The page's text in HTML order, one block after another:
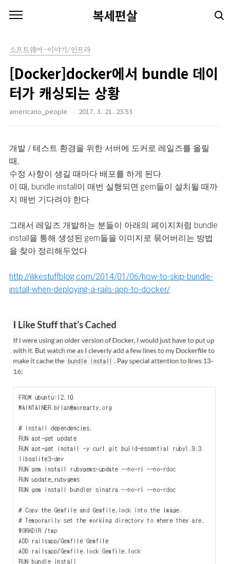
복세편살
소프트웨어-이야기/인프라
[Docker]docker에서 bundle 데이
터가 캐싱되는 상황
americano_people 2017. 3. 21. 23:53
개발 / 테스트 환경을 위한 서버에 도커로 레일즈를 올릴
때,
수정 사항이 생길 때마다 배포를 하게 된다.
이 때, bundle install이 매번 실행되면 gem들이 설치될 때까
지 매번 기다려야 한다.
그래서 레일즈 개발하는 분들이 아래의 페이지처럼 bundle
install을 통해 생성된 gem들을 이미지로 묶어버리는 방법
을 찾아 정리해두었다.
http://ilikestuffblog.com/2014/01/06/how-to-skip-bundle-
install-when-deploying-a-rails-app-to-docker/